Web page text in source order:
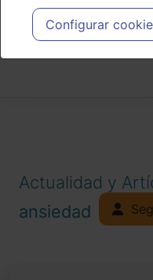
profesionales facultados
cada caso concreto, el
necesidades del paciente.
Configurar
Actualidad y
ansiedad